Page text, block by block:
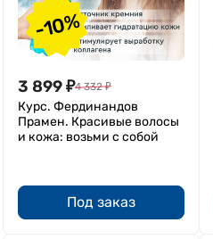
-10%
3 899₽4 332 ₽
Курс. Фердинандов
Прамен. Красивые волосы
и кожа: возьми с собой
Под заказ